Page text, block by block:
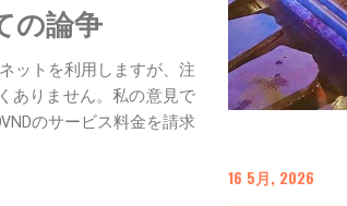
の論争
ットを利用しますが、注
ありません。私の意見で
のサービス料金を請求
16 5月, 2026